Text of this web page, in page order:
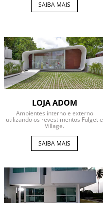
SAIBA MAIS
LOJA ADOM
Ambientes interno e externo
utilizando os revestimentos Fulget e
Village.
SAIBA MAIS